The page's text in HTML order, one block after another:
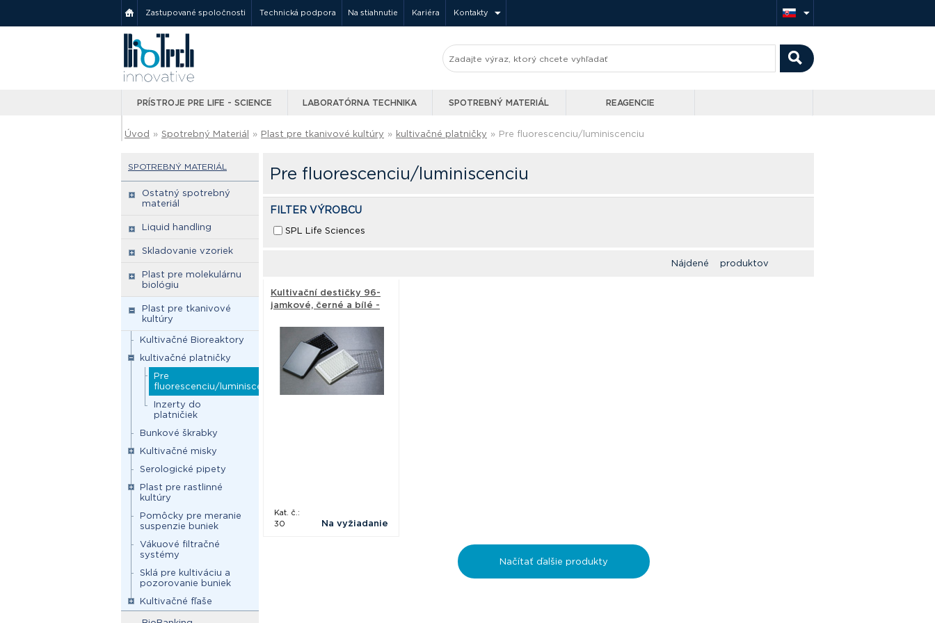
Zastupované spoločnosti Technická podpora Na stiahnutie Kariéra Kontakty
PRÍSTROJE PRE LIFE - SCIENCE LABORATÓRNA TECHNIKA SPOTREBNÝ MATERIÁL REAGENCIE
Úvod » Spotrebný Materiál » Plast pre tkanivové kultúry » kultivačné platničky » Pre fluorescenciu/luminiscenciu
SPOTREBNÝ MATERIÁL
Ostatný spotrebný
materiál
Liquid handling
Skladovanie vzoriek
Plast pre molekulárnu
biológiu
Plast pre tkanivové
kultúry
Kultivačné Bioreaktory
kultivačné platničky
Pre
fluorescenciu/luminiscenciu
Inzerty do
platničiek
Bunkové škrabky
Kultivačné misky
Serologické pipety
Plast pre rastlinné
kultúry
Pomôcky pre meranie
suspenzie buniek
Vákuové filtračné
systémy
Sklá pre kultiváciu a
pozorovanie buniek
Kultivačné fľaše
Pre fluorescenciu/luminiscenciu
FILTER VÝROBCU
SPL Life Sciences
Nájdené produktov
Kultivační destičky 96-
jamkové, černé a bílé -
Kat. č.:
30
Na vyžiadanie
Načítať ďalšie produkty